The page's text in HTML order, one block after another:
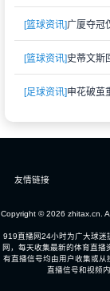
[篮球资讯]
[篮球资讯]
[足球资讯]申花破茧
友情链接
Copyright © 2026 zhitax.cn.
919直播网24小时为广大球迷
网，每天收集最新的体育直播
有直播信号均由用户收集或
直播信号和视频